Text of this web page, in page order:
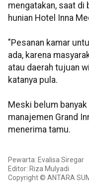
mengatakan, saat di
hunian Hotel Inna
"Pesanan kamar
ada, karena
atau daerah tujuan
katanya pula.
Meski belum
manajemen Grand
menerima tamu.
Pewarta: Evalisa Siregar
Editor: Riza Mulyadi
Copyright © ANTARA